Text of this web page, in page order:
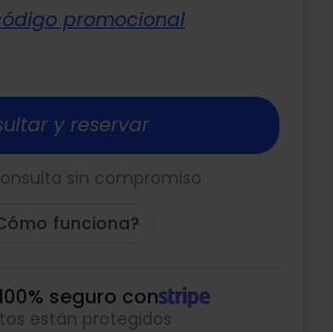
promocional
y reservar
sin compromiso
funciona?
seguro con
están protegidos